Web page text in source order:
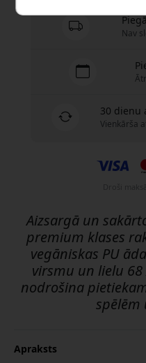
Nav
30 dienu
Vienkārša
Aizsargā un
premium klases
vegāniskas PU
virsmu un lielu
nodrošina
spēlēm
Apraksts